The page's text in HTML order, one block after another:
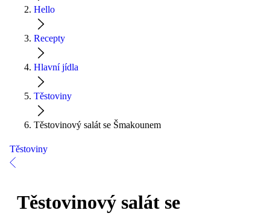
Hello
Recepty
Hlavní jídla
Těstoviny
Těstovinový salát se Šmakounem
Těstoviny
Těstovinový salát se